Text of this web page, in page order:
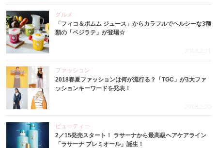
グルメ
「フィコ＆ポムム ジュース」からカラフルでヘルシーな3種
類の「ベジラテ」が登場☆
2018.2.21
ファッション
2018春夏ファッションは何が流行る？「TGC」が3大ファ
ッションキーワードを発表！
2018.2.20
ビューティー
2／15発売スタート！ ラサーナから最高級ヘアケアライン
「ラサーナ プレミオール」誕生！